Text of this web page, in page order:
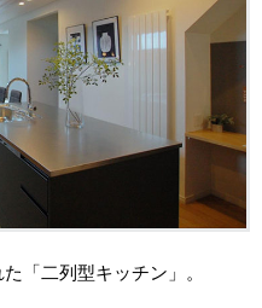
「二列型キッチン」。